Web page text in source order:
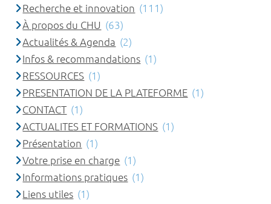
Recherche et innovation (111)
À propos du CHU (63)
Actualités & Agenda (2)
Infos & recommandations (1)
RESSOURCES (1)
PRESENTATION DE LA PLATEFORME (1)
CONTACT (1)
ACTUALITES ET FORMATIONS (1)
Présentation (1)
Votre prise en charge (1)
Informations pratiques (1)
Liens utiles (1)